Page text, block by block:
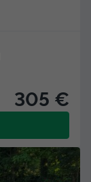
305 €